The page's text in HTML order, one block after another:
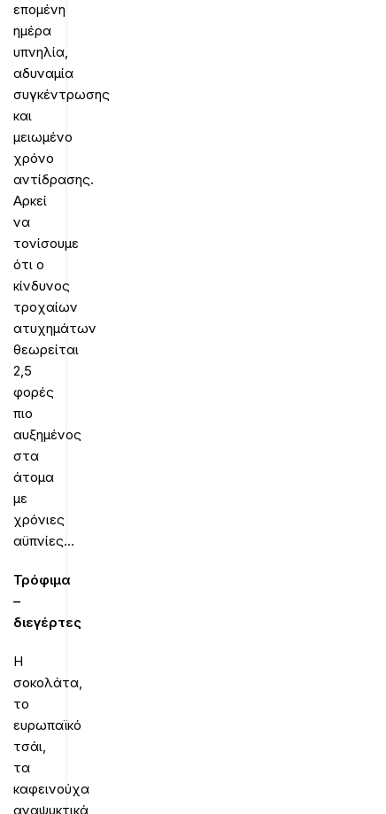
επομένη
ημέρα
υπνηλία,
αδυναμία
συγκέντρωσης
και
μειωμένο
χρόνο
αντίδρασης.
Αρκεί
να
τονίσουμε
ότι ο
κίνδυνος
τροχαίων
ατυχημάτων
θεωρείται
2,5
φορές
πιο
αυξημένος
στα
άτομα
με
χρόνιες
αϋπνίες…
Τρόφιμα
–
διεγέρτες
Η
σοκολάτα,
το
ευρωπαϊκό
τσάι,
τα
καφεινούχα
αναψυκτικά,